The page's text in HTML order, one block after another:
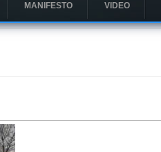
MANIFESTO VIDEO